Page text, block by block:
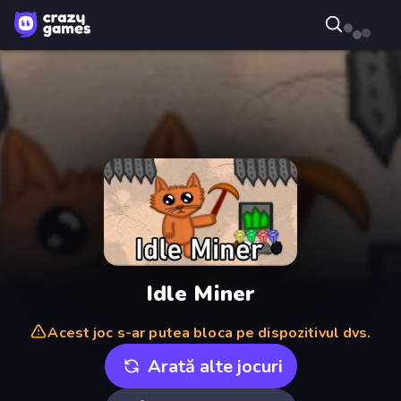
Idle Miner
Acest joc s-ar putea bloca pe dispozitivul dvs.
Arată alte jocuri